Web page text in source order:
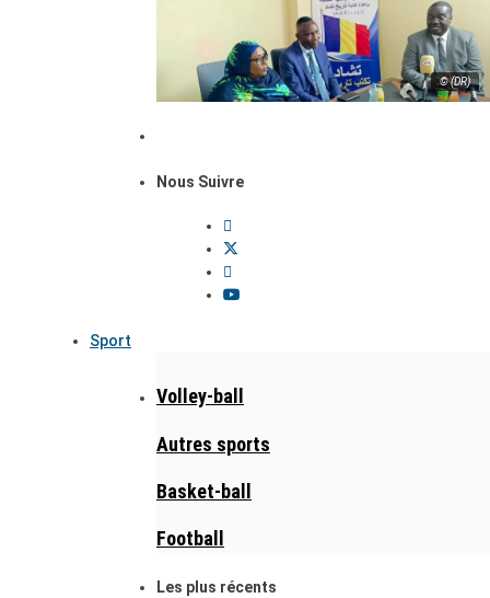
© (DR)
Nous Suivre
Sport
Volley-ball
Autres sports
Basket-ball
Football
Les plus récents